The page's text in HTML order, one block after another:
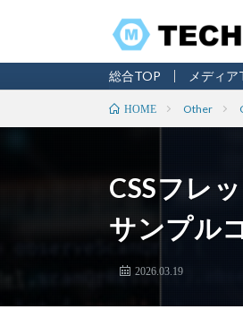
総合TOP メディア
HOME Other
CSSフレ
サンプル
2026.03.19